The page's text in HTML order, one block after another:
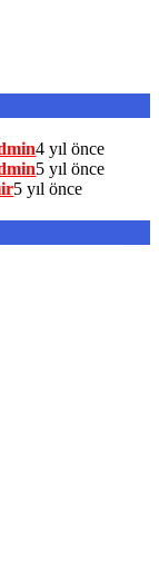
4 yıl önce
5 yıl önce
5 yıl önce